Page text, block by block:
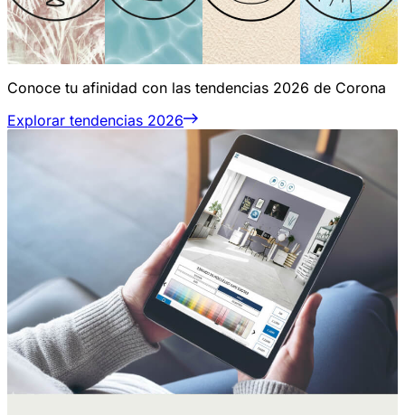
Conoce tu afinidad con las tendencias 2026 de Corona
Explorar tendencias 2026